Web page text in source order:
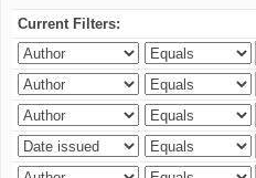
Current Filters: